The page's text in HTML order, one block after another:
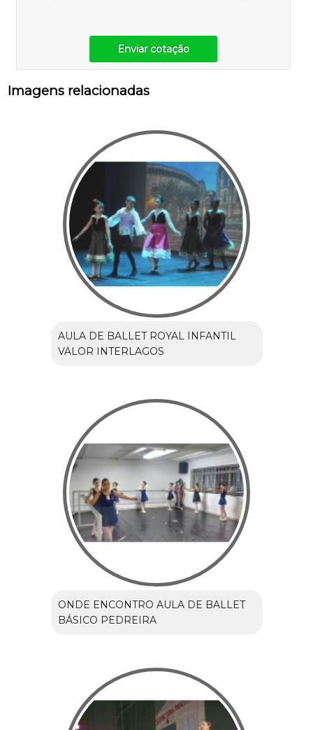
Enviar cotação
Imagens relacionadas
AULA DE BALLET ROYAL INFANTIL
VALOR INTERLAGOS
ONDE ENCONTRO AULA DE BALLET
BÁSICO PEDREIRA